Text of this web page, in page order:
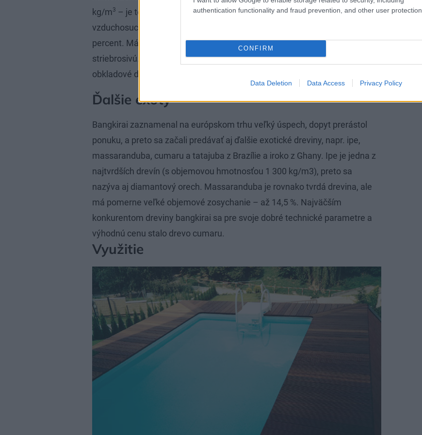
authentication functionality and fraud prevention, and other user protection.
CONFIRM
Data Deletion Data Access Privacy Policy
kg/m3 – je teda ťažšie ako voda. Nesuší sa, preto sa označuje ako
vzduchosuchý materiál. Jeho vlhkosť pri dodaní predstavuje približne 12
percent. Má nízku štiepateľnosť a hnedá farba dreva sa časom mení na
striebrosivú. Do Európy sa bangkirai začal dovážať v roku 1984. Profilované
obkladové dosky s drážkami sa vyrábajú priamo v krajine pôvodu.
Ďalšie exoty
Bangkirai zaznamenal na európskom trhu veľký úspech, dopyt prerástol
ponuku, a preto sa začali predávať aj ďalšie exotické dreviny, napr. ipe,
massaranduba, cumaru a tatajuba z Brazílie a iroko z Ghany. Ipe je jedna z
najtvrdších drevín (s objemovou hmotnosťou 1 300 kg/m3), preto sa
nazýva aj diamantový orech. Massaranduba je rovnako tvrdá drevina, ale
má pomerne veľké objemové zosychanie – až 14,5 %. Najväčším
konkurentom dreviny bangkirai sa pre svoje dobré technické parametre a
výhodnú cenu stalo drevo cumaru.
Využitie